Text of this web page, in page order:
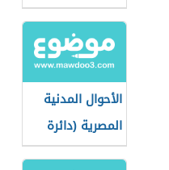
الأحوال المدنية
المصرية (دائرة
حكومية)